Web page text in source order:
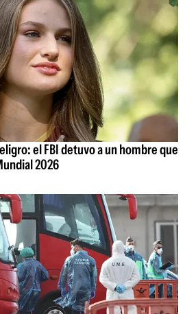
el FBI detuvo a un hombre que
2026